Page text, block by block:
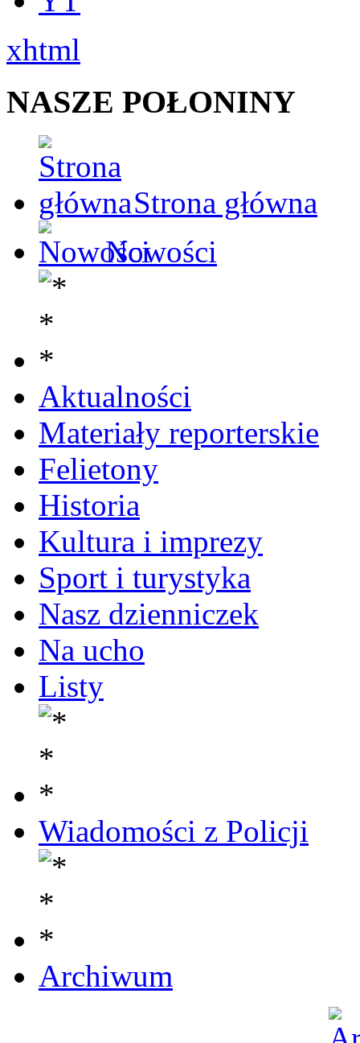
xhtml
NASZE POŁONINY
Strona główna
Nowości
Aktualności
Materiały reporterskie
Felietony
Historia
Kultura i imprezy
Sport i turystyka
Nasz dzienniczek
Na ucho
Listy
Wiadomości z Policji
Archiwum